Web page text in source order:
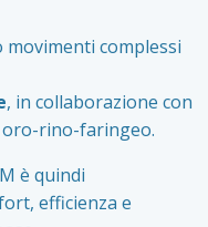
complessi
, in collaborazione con
rino-faringeo.
è quindi
efficienza e